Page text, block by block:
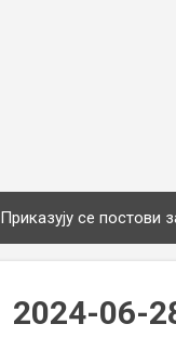
Приказују се постови
2024-06-